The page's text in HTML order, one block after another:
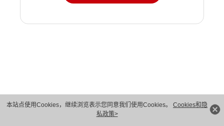
本站点使用Cookies，继续浏览表示您同意我们使用Cookies。 Cookies和隐
私政策>
版权所有 © 华为技术有限公司 1998-2026。 保留一切权利。粤A2-20044005号
隐私保护
法律声明